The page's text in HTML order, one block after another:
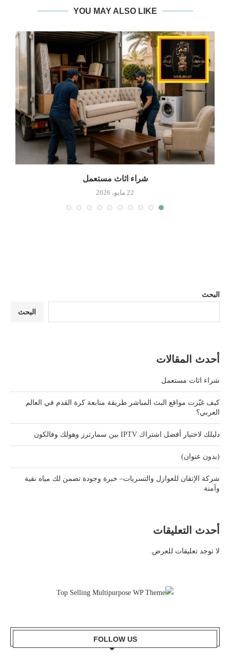
YOU MAY ALSO LIKE
شراء اثاث مستعمل
22 مايو، 2026
البحث
البحث
أحدث المقالات
شراء اثاث مستعمل
كيف غيّرت مواقع البث المباشر طريقة متابعة كرة القدم في العالم
العربي؟
دليلك لاختيار أفضل اشتراك IPTV بين سمارترز وهولك وفالكون
(بدون عنوان)
شركة الإتقان للعوازل والتسربات– خبرة وجودة تضمن لك مياه نقية
وآمنة
أحدث التعليقات
لا توجد تعليقات للعرض.
FOLLOW US